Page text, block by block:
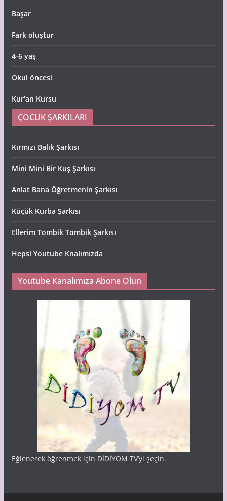
Başar
Fark oluştur
4-6 yaş
Okul öncesi
Kur'an Kursu
ÇOCUK ŞARKILARI
Kırmızı Balık Şarkısı
Mini Mini Bir Kuş Şarkısı
Anlat Bana Öğretmenin Şarkısı
Küçük Kurba Şarkısı
Ellerim Tombik Tombik Şarkısı
Hepsi Youtube Knalımızda
Youtube Kanalımıza Abone Olun
Eğlenerek öğrenmek için DİDİYOM TV’yi şeçin.